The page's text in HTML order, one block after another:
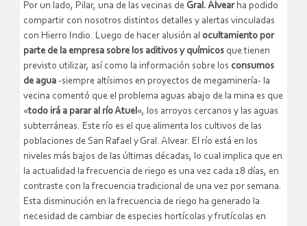
Por un lado, Pilar, una de las vecinas de Gral. Alvearha podido
compartir con nosotros distintos detalles y alertas vinculadas
con Hierro Indio. Luego de hacer alusión al ocultamiento por
parte de la empresa sobre los aditivos y químicos que tienen
previsto utilizar, así como la información sobre los consumos
de agua -siempre altísimos en proyectos de megaminería- la
vecina comentó que el problema aguas abajo de la mina es que
«todo irá a parar al río Atuel«, los arroyos cercanos y las aguas
subterráneas. Este río es el que alimenta los cultivos de las
poblaciones de San Rafael y Gral. Alvear. El río está en los
niveles más bajos de las últimas décadas, lo cual implica que en
la actualidad la frecuencia de riego es una vez cada 18 días, en
contraste con la frecuencia tradicional de una vez por semana.
Esta disminución en la frecuencia de riego ha generado la
necesidad de cambiar de especies hortícolas y frutícolas en